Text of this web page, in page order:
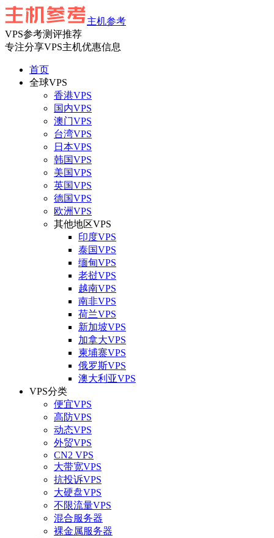
主机参考
VPS参考测评推荐
专注分享VPS主机优惠信息
首页
全球VPS
香港VPS
国内VPS
澳门VPS
台湾VPS
日本VPS
韩国VPS
美国VPS
英国VPS
德国VPS
欧洲VPS
其他地区VPS
印度VPS
泰国VPS
缅甸VPS
老挝VPS
越南VPS
南非VPS
荷兰VPS
新加坡VPS
加拿大VPS
柬埔寨VPS
俄罗斯VPS
澳大利亚VPS
VPS分类
便宜VPS
高防VPS
动态VPS
外贸VPS
CN2 VPS
大带宽VPS
抗投诉VPS
大硬盘VPS
不限流量VPS
混合服务器
裸金属服务器